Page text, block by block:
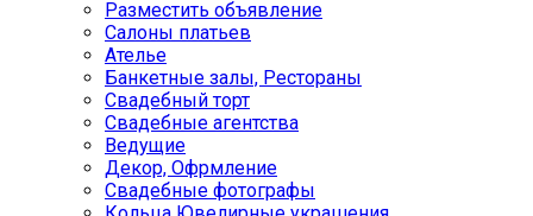
Разместить объявление
Салоны платьев
Ателье
Банкетные залы, Рестораны
Свадебный торт
Свадебные агентства
Ведущие
Декор, Офрмление
Свадебные фотографы